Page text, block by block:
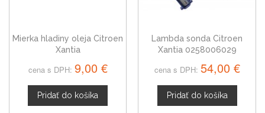
Mierka hladiny oleja Citroen
Xantia
cena s DPH: 9,00 €
Pridať do košíka
Lambda sonda Citroen
Xantia 0258006029
cena s DPH: 54,00 €
Pridať do košíka